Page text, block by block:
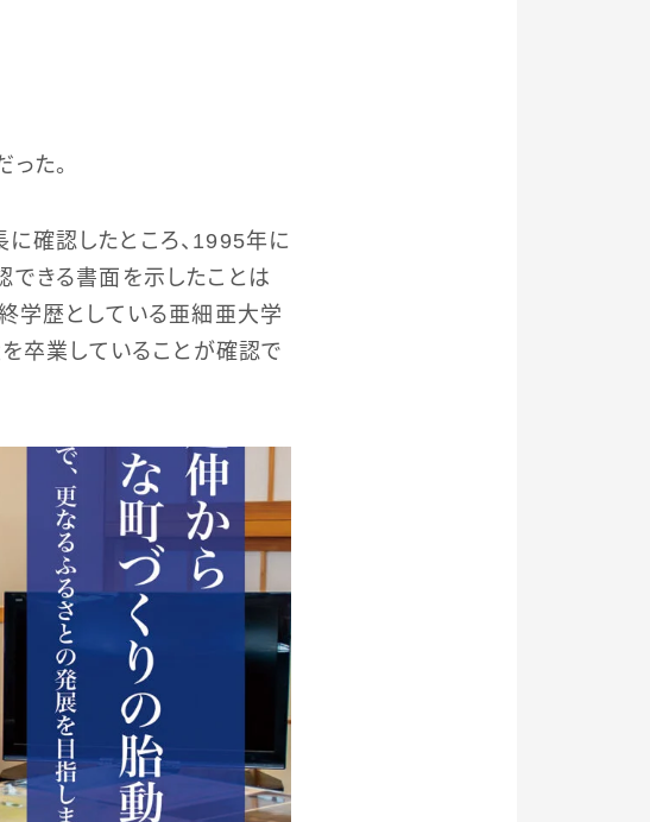
た。
確認したところ、1995年に
できる書面を示したことは
学歴としている亜細亜大学
卒業していることが確認で